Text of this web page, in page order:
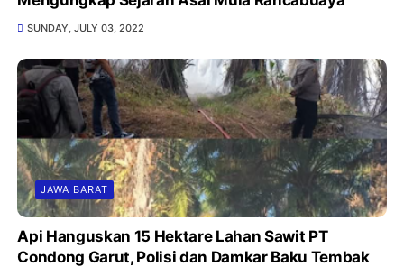
SUNDAY, JULY 03, 2022
JAWA BARAT
Api Hanguskan 15 Hektare Lahan Sawit PT
Condong Garut, Polisi dan Damkar Baku Tembak